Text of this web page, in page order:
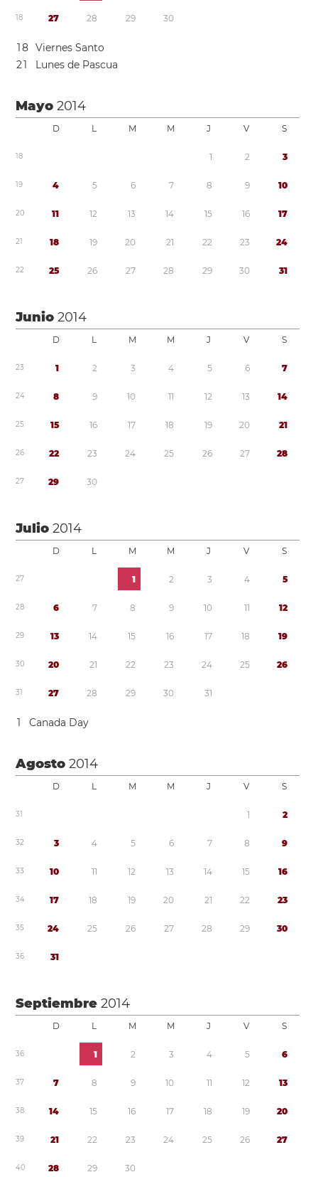
18 27 28 29 30
18 Viernes Santo
21 Lunes de Pascua
Mayo2014
D L M M J V S
18 1 2 3
19 4 5 6 7 8 9 10
20 11 12 13 14 15 16 17
21 18 19 20 21 22 23 24
22 25 26 27 28 29 30 31
Junio2014
D L M M J V S
23 1 2 3 4 5 6 7
24 8 9 10 11 12 13 14
25 15 16 17 18 19 20 21
26 22 23 24 25 26 27 28
27 29 30
Julio2014
D L M M J V S
27 1 2 3 4 5
28 6 7 8 9 10 11 12
29 13 14 15 16 17 18 19
30 20 21 22 23 24 25 26
31 27 28 29 30 31
1 Canada Day
Agosto2014
D L M M J V S
31 1 2
32 3 4 5 6 7 8 9
33 10 11 12 13 14 15 16
34 17 18 19 20 21 22 23
35 24 25 26 27 28 29 30
36 31
Septiembre2014
D L M M J V S
36 1 2 3 4 5 6
37 7 8 9 10 11 12 13
38 14 15 16 17 18 19 20
39 21 22 23 24 25 26 27
40 28 29 30